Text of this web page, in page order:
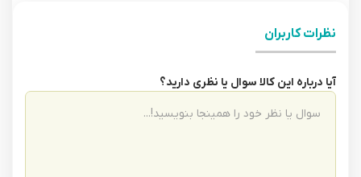
نظرات کاربران
آیا درباره این کالا سوال یا نظری دارید؟